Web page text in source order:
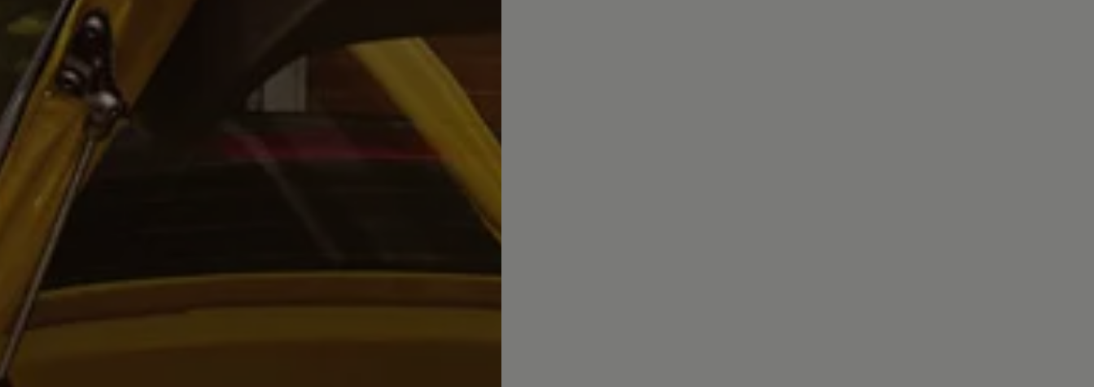
Navigation Map Update
Extras digitales
Actualizaciones del software, los mapas y las emisoras de radio
Buscar servicios para tu modelo
Conectar el móvil con el vehículo
Volkswagen Apps, inicio de sesión y tienda
Exclusivo para empresas
Volkswagen Taxis
Movilidad Eléctrica
Vehículos eléctricos disponibles
Vehículos híbridos enchufables
Todo sobre ID.
Carga y autonomía
Instalación Punto de Carga Coche Eléctrico en Canarias
Reutilización de las baterias